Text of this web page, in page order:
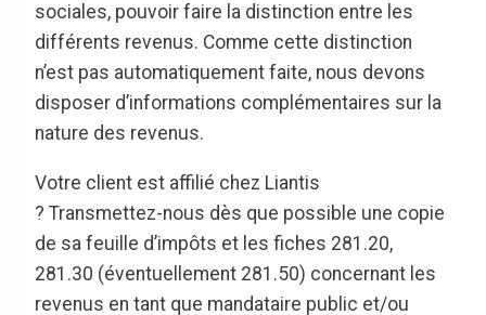
sociales, pouvoir faire la distinction entre les
différents revenus. Comme cette distinction
n’est pas automatiquement faite, nous devons
disposer d’informations complémentaires sur la
nature des revenus.
Votre client est affilié chez Liantis
? Transmettez-nous dès que possible une copie
de sa feuille d’impôts et les fiches 281.20,
281.30 (éventuellement 281.50) concernant les
revenus en tant que mandataire public et/ou